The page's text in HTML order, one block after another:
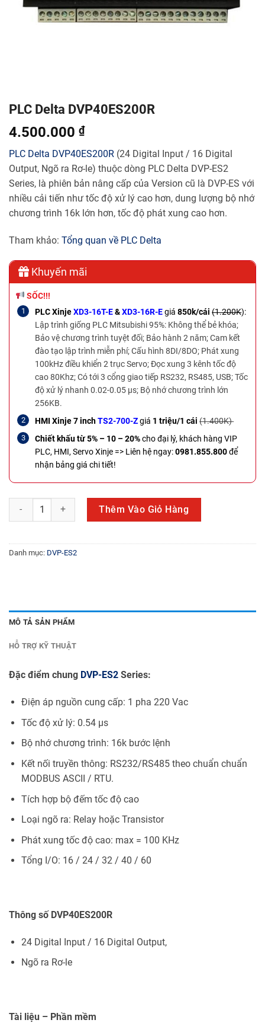
PLC Delta DVP40ES200R
4.500.000 ₫
PLC Delta DVP40ES200R (24 Digital Input / 16 Digital
Output, Ngõ ra Rơ-le) thuộc dòng PLC Delta DVP-ES2
Series, là phiên bản nâng cấp của Version cũ là DVP-ES với
nhiều cải tiến như tốc độ xử lý cao hơn, dung lượng bộ nhớ
chương trình 16k lớn hơn, tốc độ phát xung cao hơn.
Tham khảo: Tổng quan về PLC Delta
Khuyến mãi
SỐC!!!
PLC XinjeXD3-16T-E&XD3-16R-Egiá850k/cái (1.200K):
Lập trình giống PLC Mitsubishi 95%: Không thể bẻ khóa;
Bảo vệ chương trình tuyệt đối; Bảo hành 2 năm; Cam kết
đào tạo lập trình miễn phí; Cấu hình 8DI/8DO; Phát xung
100kHz điều khiển 2 trục Servo; Đọc xung 3 kênh tốc độ
cao 80Khz; Có tới 3 cổng giao tiếp RS232, RS485, USB; Tốc
độ xử lý nhanh 0.02-0.05 µs; Bộ nhớ chương trình lớn
256KB.
HMI Xinje 7 inchTS2-700-Zgiá 1 triệu/1 cái(1.400K)
Chiết khấu từ 5% – 10 – 20%cho đại lý, khách hàng VIP
PLC, HMI, Servo Xinje => Liên hệ ngay:0981.855.800để
nhận bảng giá chi tiết!
PLC Delta DVP40ES200R số lượngThêm Vào Giỏ Hàng
Danh mục: DVP-ES2
MÔ TẢ SẢN PHẨM
HỖ TRỢ KỸ THUẬT
Đặc điểm chung DVP-ES2 Series:
Điện áp nguồn cung cấp: 1 pha 220 Vac
Tốc độ xử lý: 0.54 µs
Bộ nhớ chương trình: 16k bước lệnh
Kết nối truyền thông: RS232/RS485 theo chuẩn chuẩn
MODBUS ASCII / RTU.
Tích hợp bộ đếm tốc độ cao
Loại ngõ ra: Relay hoặc Transistor
Phát xung tốc độ cao: max = 100 KHz
Tổng I/O: 16 / 24 / 32 / 40 / 60
Thông số DVP40ES200R
24 Digital Input / 16 Digital Output,
Ngõ ra Rơ-le
Tài liệu – Phần mềm